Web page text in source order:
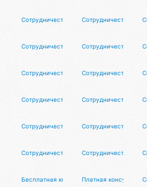
Сотрудничество Сотрудничество
Сотрудничество Сотрудничество
Сотрудничество Сотрудничество
Сотрудничество Сотрудничество
Сотрудничество Сотрудничество
Сотрудничество Сотрудничество
Бесплатная консультация
Платная